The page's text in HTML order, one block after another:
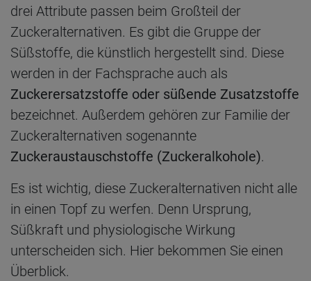
drei Attribute passen beim Großteil der
Zuckeralternativen. Es gibt die Gruppe der
Süßstoffe, die künstlich hergestellt sind. Diese
werden in der Fachsprache auch als
Zuckerersatzstoffe oder süßende Zusatzstoffe
bezeichnet. Außerdem gehören zur Familie der
Zuckeralternativen sogenannte
Zuckeraustauschstoffe (Zuckeralkohole).
Es ist wichtig, diese Zuckeralternativen nicht alle
in einen Topf zu werfen. Denn Ursprung,
Süßkraft und physiologische Wirkung
unterscheiden sich. Hier bekommen Sie einen
Überblick.